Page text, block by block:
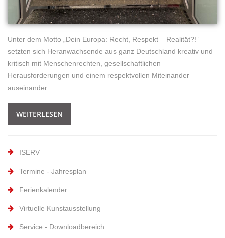
Unter dem Motto „Dein Europa: Recht, Respekt – Realität?!”
setzten sich Heranwachsende aus ganz Deutschland kreativ und
kritisch mit Menschenrechten, gesellschaftlichen
Herausforderungen und einem respektvollen Miteinander
auseinander.
WEITERLESEN
ISERV
Termine - Jahresplan
Ferienkalender
Virtuelle Kunstausstellung
Service - Downloadbereich